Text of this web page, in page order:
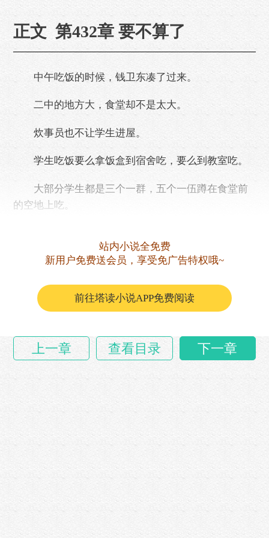
正文 第432章 要不算了
中午吃饭的时候，钱卫东凑了过来。
二中的地方大，食堂却不是太大。
炊事员也不让学生进屋。
学生吃饭要么拿饭盒到宿舍吃，要么到教室吃。
大部分学生都是三个一群，五个一伍蹲在食堂前
的空地上吃。
易飞他们几个就是这样。
中午天也不太冷，买几……
站内小说全免费
新用户免费送会员，享受免广告特权哦~
前往塔读小说APP免费阅读
上一章 查看目录 下一章